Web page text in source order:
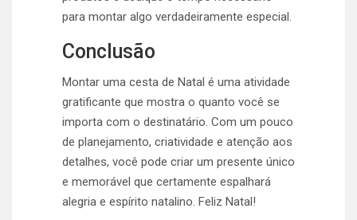
para montar algo verdadeiramente especial.
Conclusão
Montar uma cesta de Natal é uma atividade
gratificante que mostra o quanto você se
importa com o destinatário. Com um pouco
de planejamento, criatividade e atenção aos
detalhes, você pode criar um presente único
e memorável que certamente espalhará
alegria e espírito natalino. Feliz Natal!